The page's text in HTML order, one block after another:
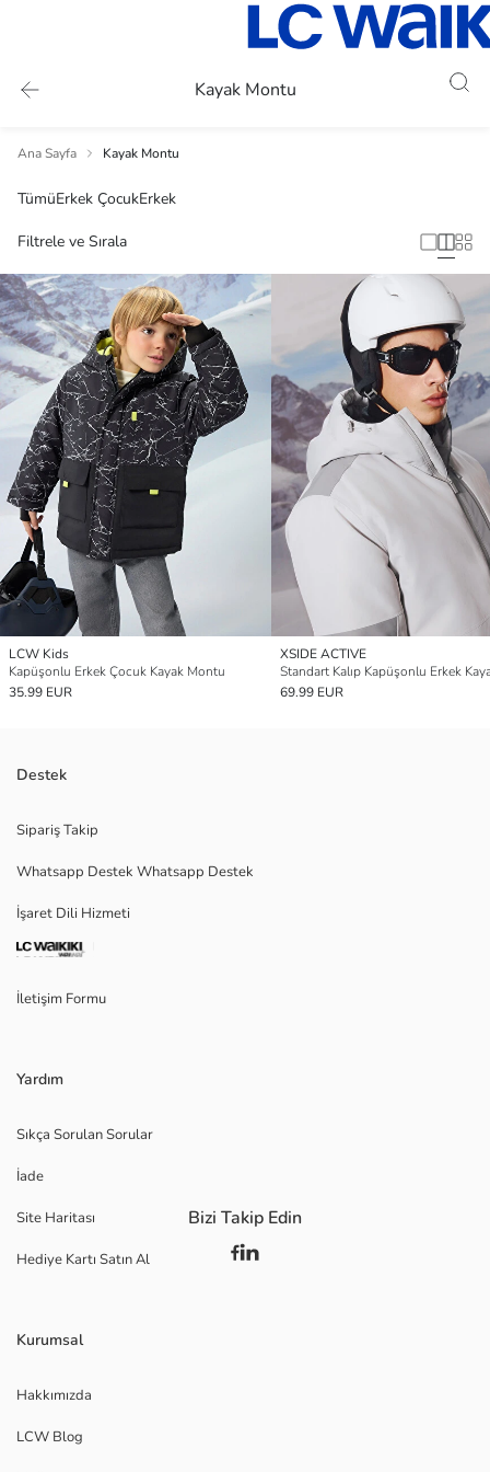
Kayak Montu
Ana Sayfa Kayak Montu
TümüErkek ÇocukErkek
Filtrele ve Sırala
LCW Kids
Kapüşonlu Erkek Çocuk Kayak Montu
35.99 EUR
XSIDE ACTIVE
69.99 EUR
Destek
Sipariş Takip
Whatsapp Destek Whatsapp Destek
İşaret Dili Hizmeti
İletişim Formu
Yardım
Sıkça Sorulan Sorular
İade
Site Haritası
Hediye Kartı Satın Al
Kurumsal
Hakkımızda
LCW Blog
Bizi Takip Edin